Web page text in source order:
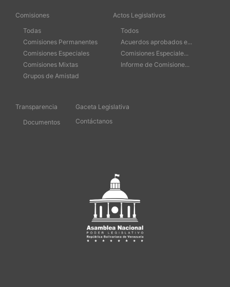
Comisiones
Todas
Comisiones Permanentes
Comisiones Especiales
Comisiones Mixtas
Grupos de Amistad
Actos Legislativos
Todos
Acuerdos aprobados e...
Comisiones Especiale...
Informe de Comisione...
Transparencia
Documentos
Gaceta Legislativa
Contáctanos